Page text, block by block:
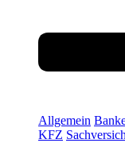
Allgemein
KFZ